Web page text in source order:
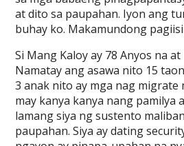
at dito sa paupahan. Iyon ang
buhay ko. Makamundong
Si Mang Kaloy ay 78 Anyos na
Namatay ang asawa nito 15
3 anak nito ay mga nag migrate
may kanya kanya nang pamilya
lamang siya ng sustento
paupahan. Siya ay dating